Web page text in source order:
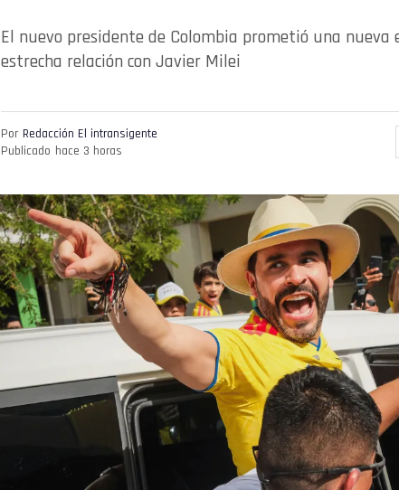
El nuevo presidente de Colombia prometió una nueva
estrecha relación con Javier Milei
Por Redacción El intransigente
Publicado hace 3 horas